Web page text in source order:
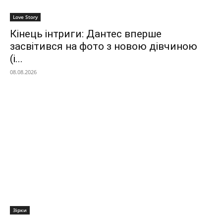
Love Story
Кінець інтриги: Дантес вперше
засвітився на фото з новою дівчиною
(і...
08.08.2026
Зірки